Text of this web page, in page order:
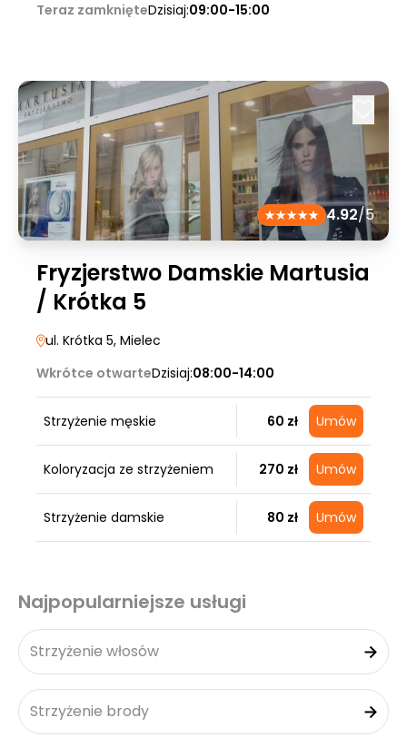
Teraz zamknięteDzisiaj:09:00-15:00
4.92/5
Fryzjerstwo Damskie Martusia
/ Krótka 5
ul. Krótka 5, Mielec
Wkrótce otwarteDzisiaj:08:00-14:00
Strzyżenie męskie 60 zł Umów
Koloryzacja ze strzyżeniem 270 zł Umów
Strzyżenie damskie 80 zł Umów
Najpopularniejsze usługi
Strzyżenie włosów
Strzyżenie brody